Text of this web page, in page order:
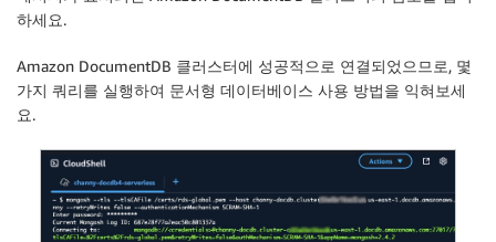
하세요.
Amazon DocumentDB 클러스터에 성공적으로 연결되었으므로, 몇
가지 쿼리를 실행하여 문서형 데이터베이스 사용 방법을 익혀보세
요.